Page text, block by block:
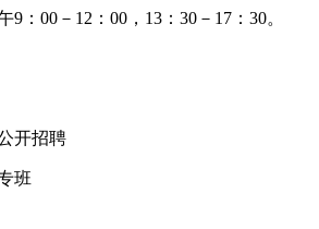
：00－12：00，13：30－17：30。
开招聘
班